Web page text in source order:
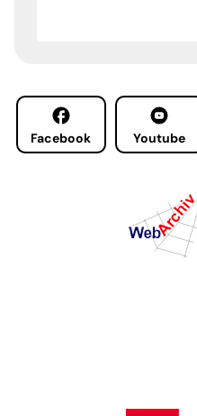
Facebook Youtube